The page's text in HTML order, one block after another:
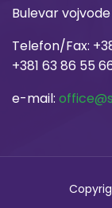
Bulevar vojvode
Telefon/Fax:
+381 63 86 55
e-mail: